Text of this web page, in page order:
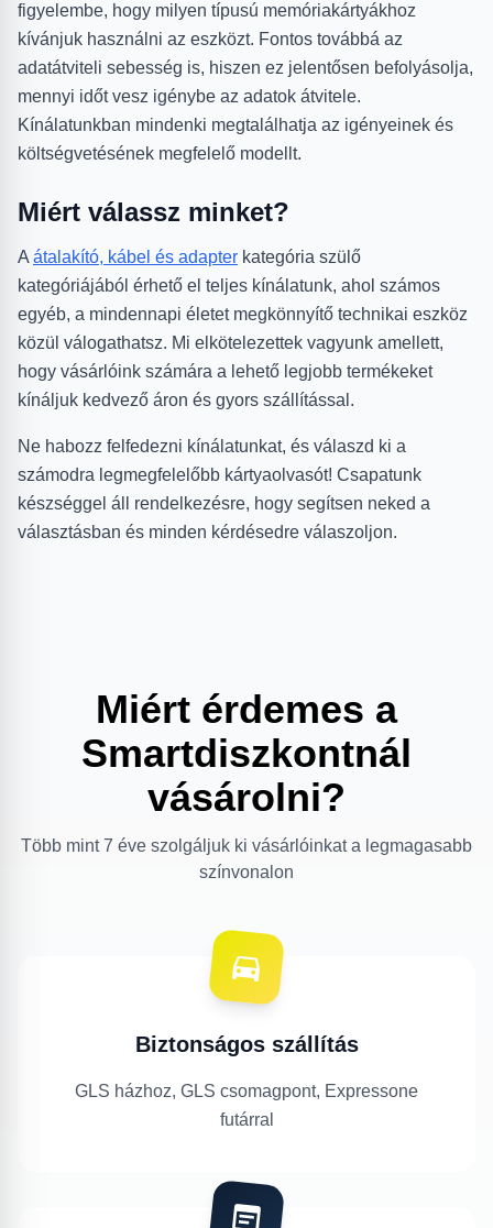
figyelembe, hogy milyen típusú memóriakártyákhoz
kívánjuk használni az eszközt. Fontos továbbá az
adatátviteli sebesség is, hiszen ez jelentősen befolyásolja,
mennyi időt vesz igénybe az adatok átvitele.
Kínálatunkban mindenki megtalálhatja az igényeinek és
költségvetésének megfelelő modellt.
Miért válassz minket?
A átalakító, kábel és adapter kategória szülő
kategóriájából érhető el teljes kínálatunk, ahol számos
egyéb, a mindennapi életet megkönnyítő technikai eszköz
közül válogathatsz. Mi elkötelezettek vagyunk amellett,
hogy vásárlóink számára a lehető legjobb termékeket
kínáljuk kedvező áron és gyors szállítással.
Ne habozz felfedezni kínálatunkat, és válaszd ki a
számodra legmegfelelőbb kártyaolvasót! Csapatunk
készséggel áll rendelkezésre, hogy segítsen neked a
választásban és minden kérdésedre válaszoljon.
Miért érdemes a
Smartdiszkontnál
vásárolni?
Több mint 7 éve szolgáljuk ki vásárlóinkat a legmagasabb
színvonalon
Biztonságos szállítás
GLS házhoz, GLS csomagpont, Expressone
futárral